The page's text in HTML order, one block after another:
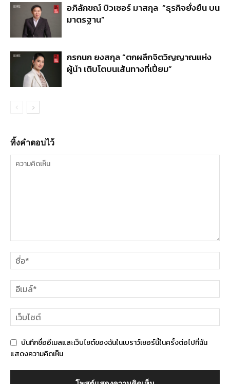
อภิลักขณ์ บิวเซอร์ มาสกุล “ธุรกิจยั่งยืน บน
มาตรฐาน”
กรกนก ยงสกุล “ตกผลึกจิตวิญญาณแห่ง
ผู้นำ เติบโตบนเส้นทางที่เปี่ยม”
ทิ้งคำตอบไว้
บันทึกชื่ออีเมลและเว็บไซต์ของฉันในเบราว์เซอร์นี้ในครั้งต่อไปที่ฉัน
แสดงความคิดเห็น